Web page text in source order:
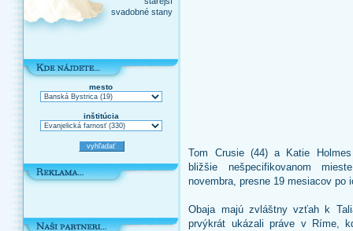
svadobné stany
mesto
inštitúcia
Tom Crusie (44) a Katie
bližšie nešpecifikovanom
novembra, presne 19 mesiacov po
Obaja majú zvláštny vzťah k
prvýkrát ukázali práve v Ríme,